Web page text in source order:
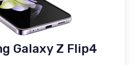
Galaxy Z Flip4